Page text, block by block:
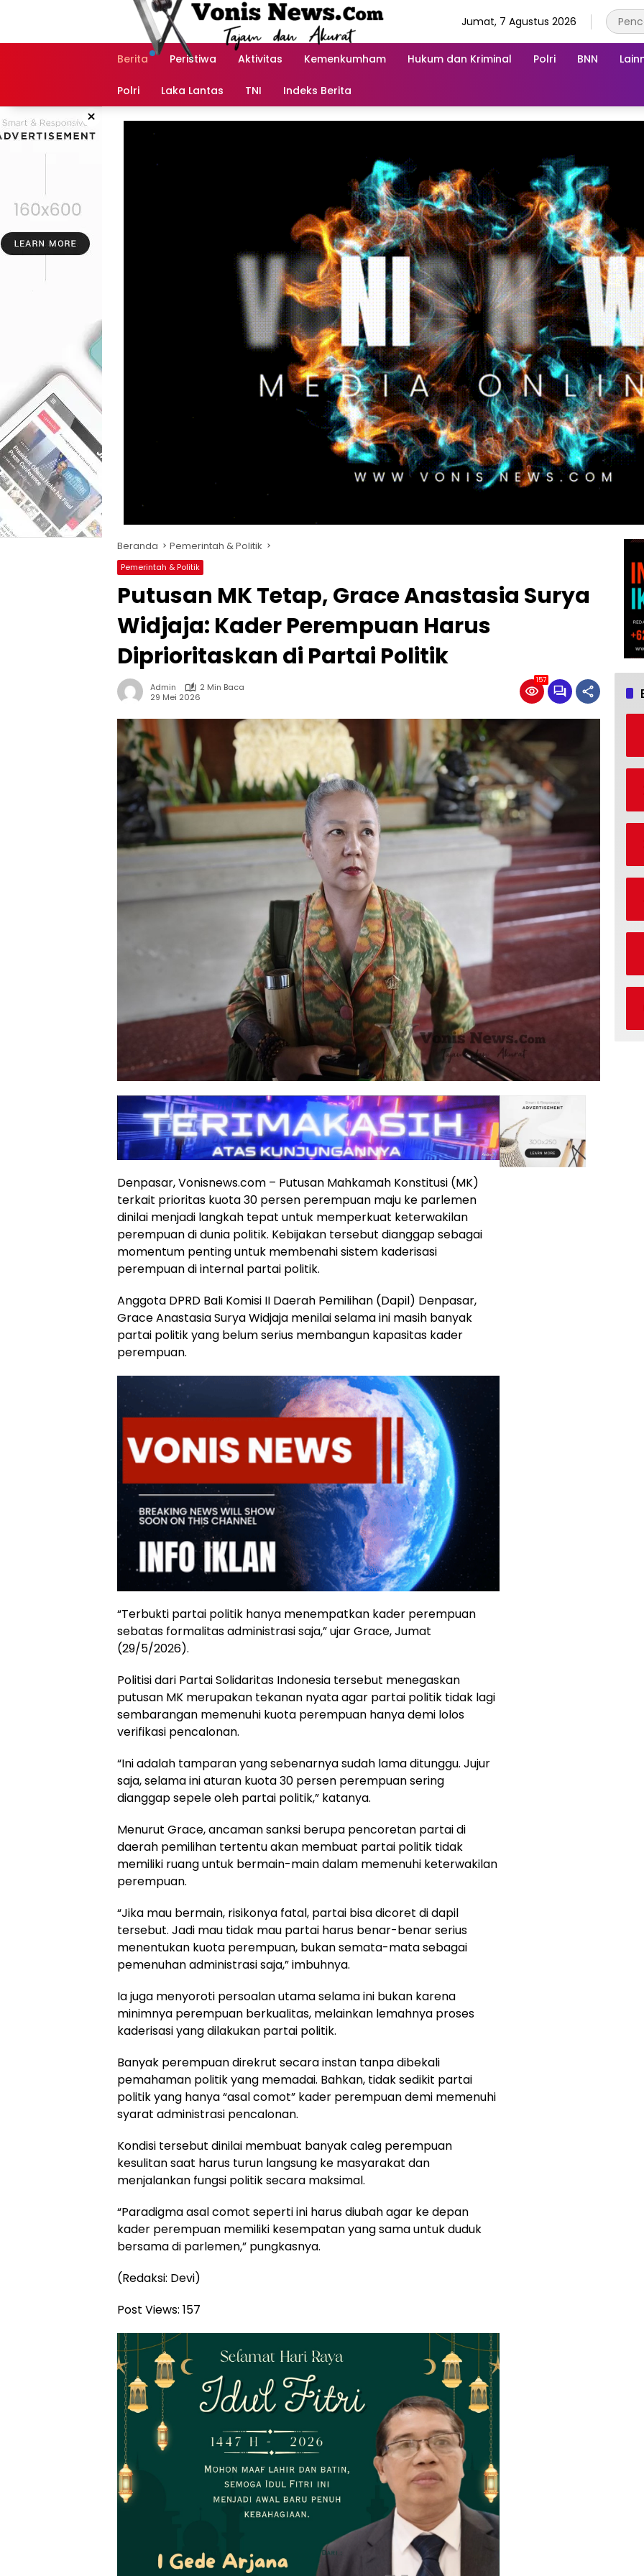
Jumat, 7 Agustus 2026
Berita Peristiwa Aktivitas Kemenkumham Hukum dan Kriminal Polri BNN
Polri Laka Lantas TNI Indeks Berita
×
Beranda Pemerintah & Politik
Pemerintah & Politik
Putusan MK Tetap, Grace Anastasia Surya
Widjaja: Kader Perempuan Harus
Diprioritaskan di Partai Politik
Admin
2 Min Baca
29 Mei 2026
157
Denpasar, Vonisnews.com – Putusan Mahkamah Konstitusi (MK)
terkait prioritas kuota 30 persen perempuan maju ke parlemen
dinilai menjadi langkah tepat untuk memperkuat keterwakilan
perempuan di dunia politik. Kebijakan tersebut dianggap sebagai
momentum penting untuk membenahi sistem kaderisasi
perempuan di internal partai politik.
Anggota DPRD Bali Komisi II Daerah Pemilihan (Dapil) Denpasar,
Grace Anastasia Surya Widjaja menilai selama ini masih banyak
partai politik yang belum serius membangun kapasitas kader
perempuan.
“Terbukti partai politik hanya menempatkan kader perempuan
sebatas formalitas administrasi saja,” ujar Grace, Jumat
(29/5/2026).
Politisi dari Partai Solidaritas Indonesia tersebut menegaskan
putusan MK merupakan tekanan nyata agar partai politik tidak lagi
sembarangan memenuhi kuota perempuan hanya demi lolos
verifikasi pencalonan.
“Ini adalah tamparan yang sebenarnya sudah lama ditunggu. Jujur
saja, selama ini aturan kuota 30 persen perempuan sering
dianggap sepele oleh partai politik,” katanya.
Menurut Grace, ancaman sanksi berupa pencoretan partai di
daerah pemilihan tertentu akan membuat partai politik tidak
memiliki ruang untuk bermain-main dalam memenuhi keterwakilan
perempuan.
“Jika mau bermain, risikonya fatal, partai bisa dicoret di dapil
tersebut. Jadi mau tidak mau partai harus benar-benar serius
menentukan kuota perempuan, bukan semata-mata sebagai
pemenuhan administrasi saja,” imbuhnya.
Ia juga menyoroti persoalan utama selama ini bukan karena
minimnya perempuan berkualitas, melainkan lemahnya proses
kaderisasi yang dilakukan partai politik.
Banyak perempuan direkrut secara instan tanpa dibekali
pemahaman politik yang memadai. Bahkan, tidak sedikit partai
politik yang hanya “asal comot” kader perempuan demi memenuhi
syarat administrasi pencalonan.
Kondisi tersebut dinilai membuat banyak caleg perempuan
kesulitan saat harus turun langsung ke masyarakat dan
menjalankan fungsi politik secara maksimal.
“Paradigma asal comot seperti ini harus diubah agar ke depan
kader perempuan memiliki kesempatan yang sama untuk duduk
bersama di parlemen,” pungkasnya.
(Redaksi: Devi)
Post Views: 157